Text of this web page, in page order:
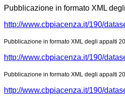
Pubblicazione in formato XML
http://www.cbpiacenza.it/190/
Pubblicazione in formato XML degli appalti
http://www.cbpiacenza.it/190/
Pubblicazione in formato XML degli appalti
http://www.cbpiacenza.it/190/